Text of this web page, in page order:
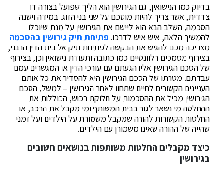
בדיוק כמו הנישואין, גם הגירושין הוא הליך שפועל בצורה דו
צדדית, אשר צריך להיות מוסכם על שני בני הזוג. במידה וישנה
הסכמה, השלב הבא הוא ליישם את הגירושין על מנת שיוכלו
להמשיך הלאה, איש איש לדרכו. פתיחת תיק גירושין בהסכמה
מצריכה מכם להגיש את הבקשה לפתיחת תיק אל בית הדין הרבני,
בצירוף מסמכים רלוונטיים כמו כתובה ותעודת נישואין וכן, בצירוף
של הסכם הגירושין אליו הגעתם עם עורכי הדין או המגשרים עמם
עבדתם. מטרתו של הסכם הגירושין היא להסדיר את כל אותם
העניינים הקשורים לחיים שתחוו לאחר הגירושין – למשל, הסכם
הגירושין מכיל את ההסכמות על חלוקת רכוש, הכוללות את
ההחלטה מי נשאר לגור בבית המשותף ומי מקבל את הרכב, או
החלטות הקשורות להורה שמקבל משמורת על הילדים ועל זמני
שהייה של ההורה שאינו משמורן עם הילדים.
כיצד מקבלים החלטות משותפות בנושאים חשובים
בגירושין